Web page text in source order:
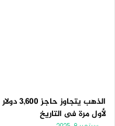
الذهب يتجاوز حاجز 3,600 دولار
لأول مرة فى التاريخ